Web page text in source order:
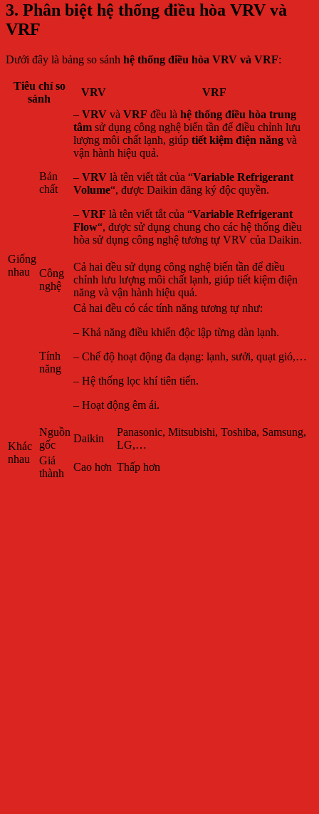
3. Phân biệt hệ thống điều hòa VRV và
VRF
Dưới đây là bảng so sánh hệ thống điều hòa VRV và VRF:
Tiêu chí so
sánh
VRV VRF
Giống
nhau
Bản
chất
– VRV và VRF đều là hệ thống điều hòa trung
tâm sử dụng công nghệ biến tần để điều chỉnh lưu
lượng môi chất lạnh, giúp tiết kiệm điện năng và
vận hành hiệu quả.
– VRV là tên viết tắt của “Variable Refrigerant
Volume“, được Daikin đăng ký độc quyền.
– VRF là tên viết tắt của “Variable Refrigerant
Flow“, được sử dụng chung cho các hệ thống điều
hòa sử dụng công nghệ tương tự VRV của Daikin.
Công
nghệ
Cả hai đều sử dụng công nghệ biến tần để điều
chỉnh lưu lượng môi chất lạnh, giúp tiết kiệm điện
năng và vận hành hiệu quả.
Tính
năng
Cả hai đều có các tính năng tương tự như:
– Khả năng điều khiển độc lập từng dàn lạnh.
– Chế độ hoạt động đa dạng: lạnh, sưởi, quạt gió,…
– Hệ thống lọc khí tiên tiến.
– Hoạt động êm ái.
Khác
nhau
Nguồn
gốc
Daikin
Panasonic, Mitsubishi, Toshiba, Samsung,
LG,…
Giá
thành
Cao hơn Thấp hơn